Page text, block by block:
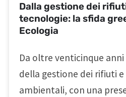
Dalla gestione dei
tecnologie: la sfida
Ecologia
Da oltre venticinque
della gestione dei rifiuti e
ambientali, con una